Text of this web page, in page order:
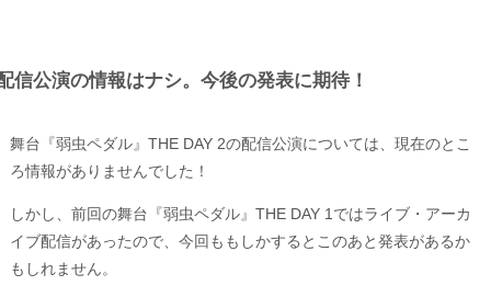
信公演の情報はナシ。今後の発表に期待！
舞台『弱虫ペダル』THE DAY 2の配信公演については、現在のとこ
ろ情報がありませんでした！
しかし、前回の舞台『弱虫ペダル』THE DAY 1ではライブ・アーカ
イブ配信があったので、今回ももしかするとこのあと発表があるか
もしれません。